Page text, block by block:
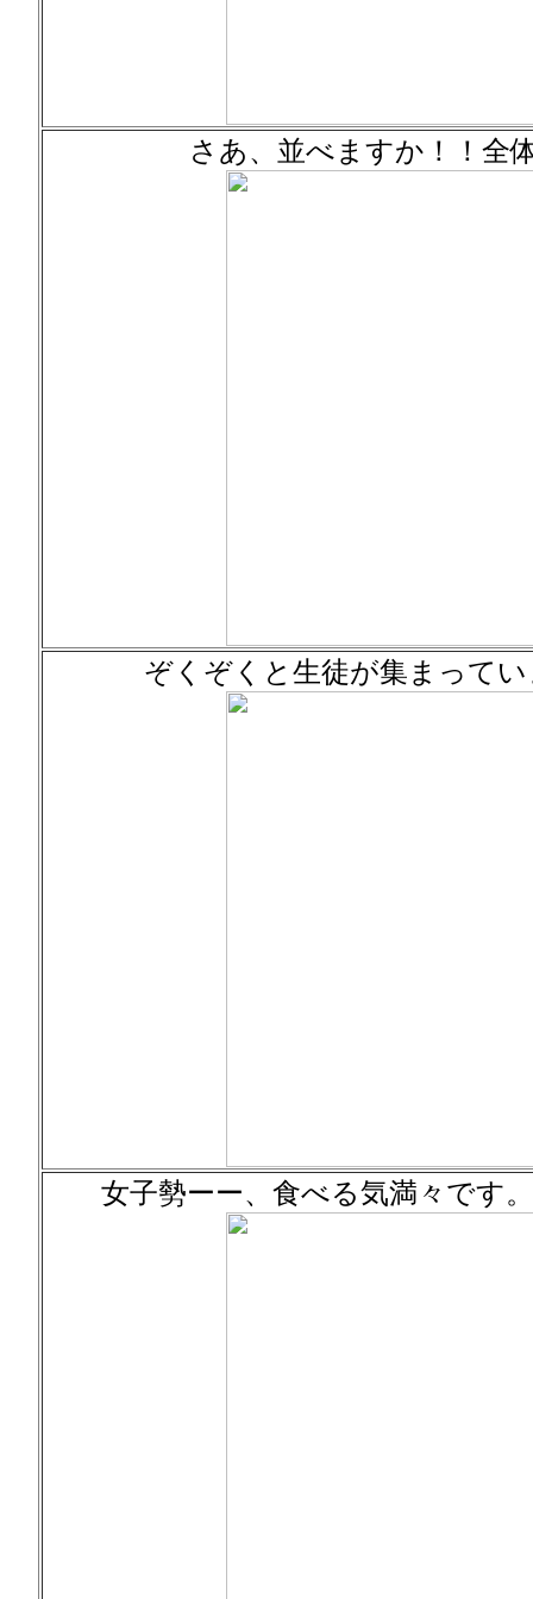
さあ、並べますか！！全
ぞくぞくと生徒が集まって
女子勢ーー、食べる気満々です